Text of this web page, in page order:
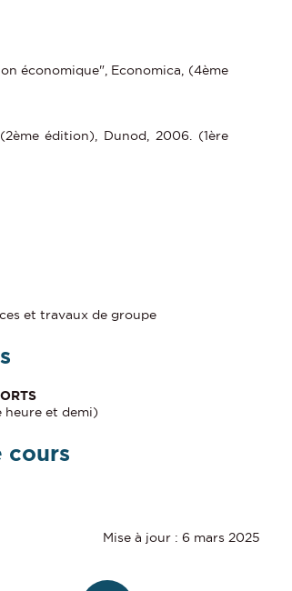
économique", Economica, (4ème
édition), Dunod, 2006. (1ère
et travaux de groupe
heure et demi)
cours
Mise à jour : 6 mars 2025